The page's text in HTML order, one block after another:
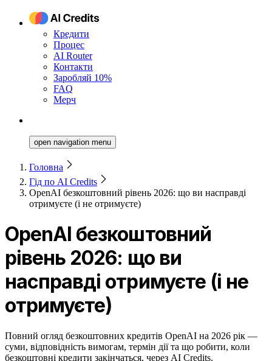
Кредити
Процес
AI Router
Контакти
Заробляй 10%
FAQ
Мерч
open navigation menu
Головна
Гід по AI Credits
OpenAI безкоштовний рівень 2026: що ви насправді
отримуєте (і не отримуєте)
OpenAI безкоштовний
рівень 2026: що ви
насправді отримуєте (і не
отримуєте)
Повний огляд безкоштовних кредитів OpenAI на 2026 рік —
суми, відповідність вимогам, термін дії та що робити, коли
безкоштовні кредити закінчаться, через AI Credits.